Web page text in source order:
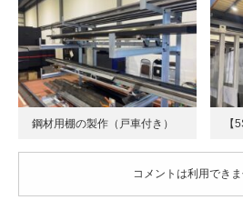
鋼材用棚の製作（戸車付き） 【
コメントは利用できま